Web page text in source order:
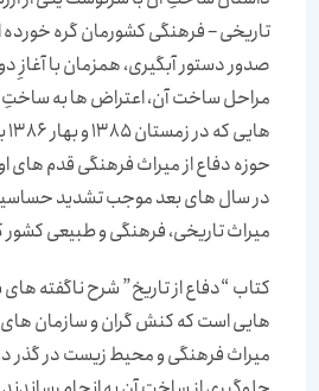
تاریخی – فرهنگی کشورمان گره خورده
صدور دستور آبگیری، همزمان با آغازِ
مراحل ساخت آن، اعتراض ها به ساختِ
هایی که
حوزه دفاع از میراث فرهنگی قدم های
در سال های بعد موجب تشدید
میراث تاریخی، فرهنگی و طبیعی کشور
کتاب “دفاع از تاریخ” شرح ناگفته
هایی است که کنش گران و سازمان های
میراث فرهنگی و محیط زیست در گذر دو